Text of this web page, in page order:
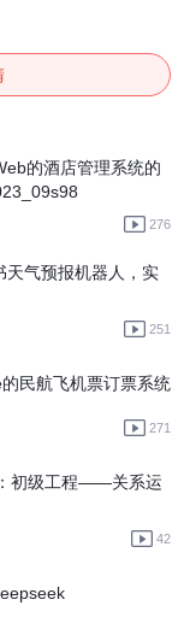
的酒店管理系统的
276
天气预报机器人，实
251
民航飞机票订票系统
271
初级工程——关系运
42